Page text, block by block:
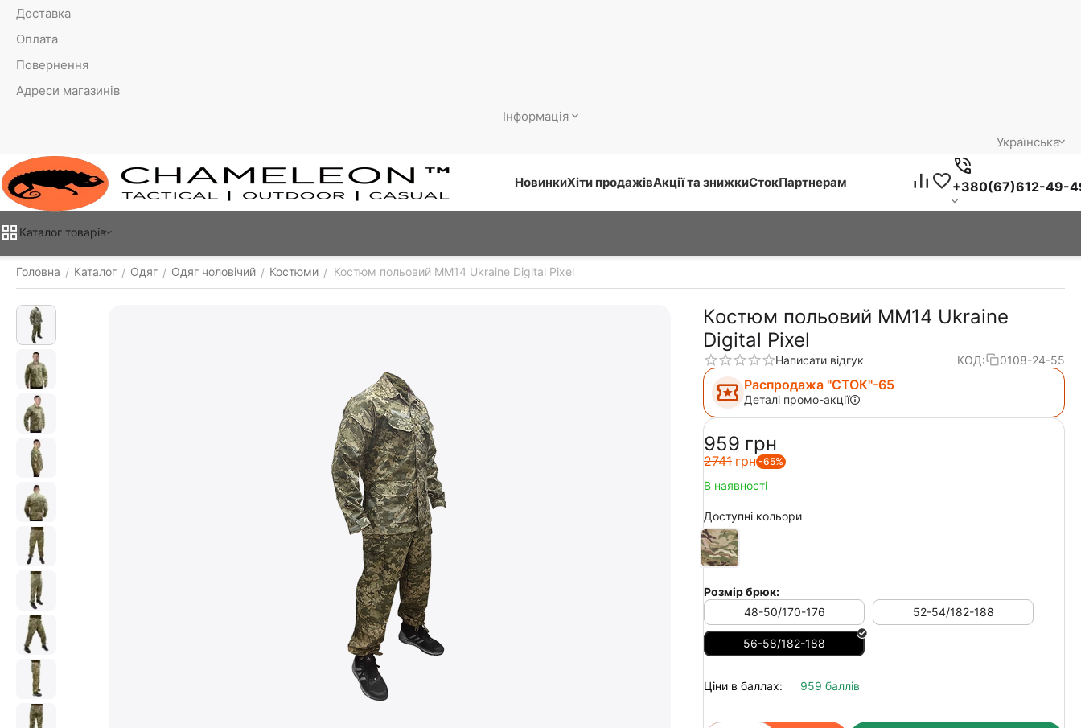
Доставка
Оплата
Повернення
Адреси магазинів
Інформація
Українська
НовинкиХіти продажівАкції та знижкиСтокПартнерам +380(67)612-49-
Каталог товарiв
Головна / Каталог / Одяг / Одяг чоловічий / Костюми / Костюм польовий ММ14 Ukraine Digital Pixel
Костюм польовий ММ14 Ukraine
Digital Pixel
Написати відгук КОД: 0108-24-55
Распродажа "СТОК"-65
Деталі промо-акції
‍959‍ грн
‍2741‍ грн -65%
В наявності
Доступні кольори
Розмір брюк:
48-50/170-176
52-54/182-188
56-58/182-188
Ціни в баллах: 959 баллів